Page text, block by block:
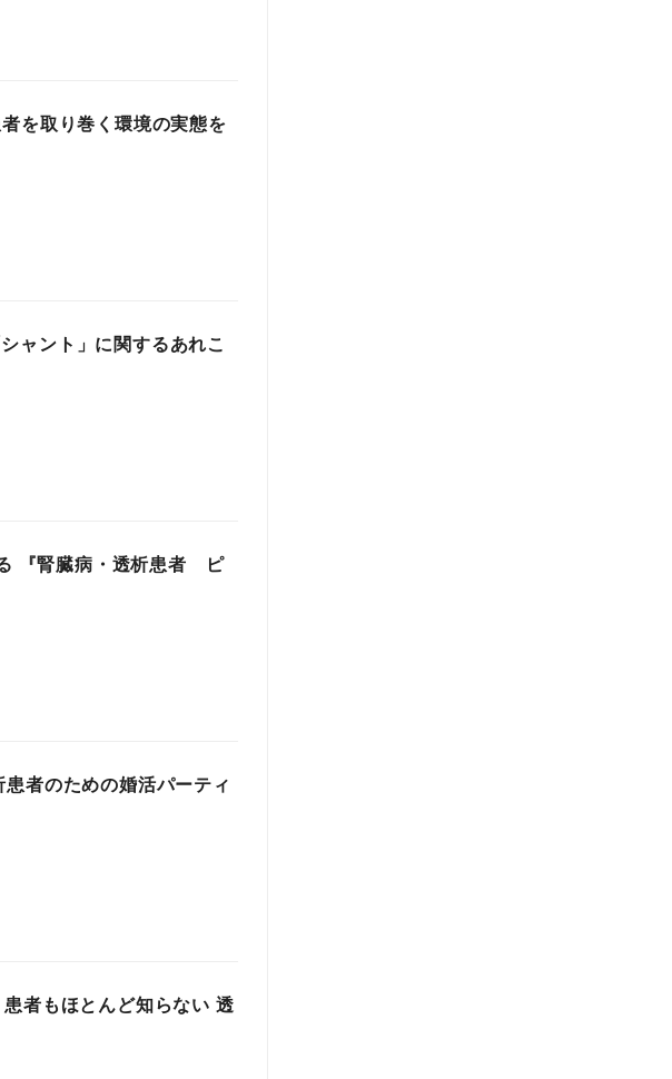
を取り巻く環境の実態を
ャント」に関するあれこ
『腎臓病・透析患者 ピ
者のための婚活パーティ
者もほとんど知らない 透